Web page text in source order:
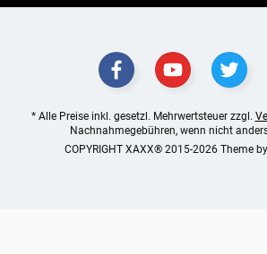
* Alle Preise inkl. gesetzl. Mehrwertsteuer zzgl.
Nachnahmegebühren, wenn nicht
COPYRIGHT XAXX® 2015-2026 Theme by